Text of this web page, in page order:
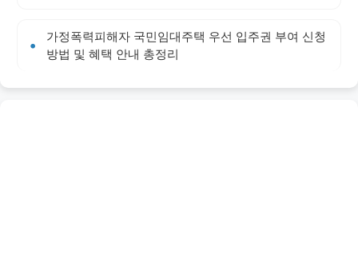
가정폭력피해자 국민임대주택 우선 입주권 부여 신청
방법 및 혜택 안내 총정리